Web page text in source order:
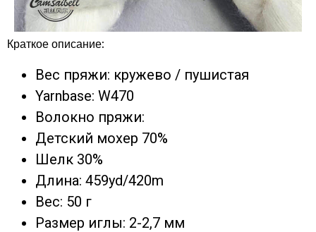
Краткое описание:
Вес пряжи: кружево / пушистая
Yarnbase: W470
Волокно пряжи:
Детский мохер 70%
Шелк 30%
Длина: 459yd/420m
Вес: 50 г
Размер иглы: 2-2,7 мм